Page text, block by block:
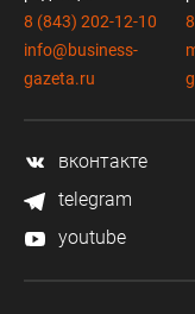
8 (843) 202-12-10
info@business-
gazeta.ru
вконтакте
telegram
youtube